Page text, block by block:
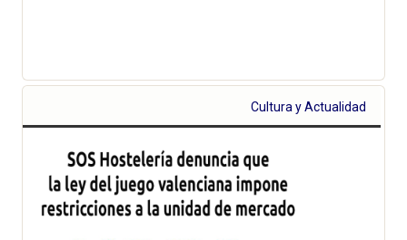
Cultura y Actualidad